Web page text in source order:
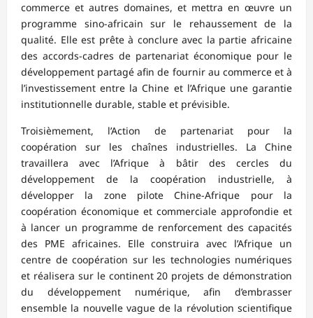
commerce et autres domaines, et mettra en œuvre un
programme sino-africain sur le rehaussement de la
qualité. Elle est prête à conclure avec la partie africaine
des accords-cadres de partenariat économique pour le
développement partagé afin de fournir au commerce et à
l’investissement entre la Chine et l’Afrique une garantie
institutionnelle durable, stable et prévisible.
Troisièmement, l’Action de partenariat pour la
coopération sur les chaînes industrielles. La Chine
travaillera avec l’Afrique à bâtir des cercles du
développement de la coopération industrielle, à
développer la zone pilote Chine-Afrique pour la
coopération économique et commerciale approfondie et
à lancer un programme de renforcement des capacités
des PME africaines. Elle construira avec l’Afrique un
centre de coopération sur les technologies numériques
et réalisera sur le continent 20 projets de démonstration
du développement numérique, afin d’embrasser
ensemble la nouvelle vague de la révolution scientifique